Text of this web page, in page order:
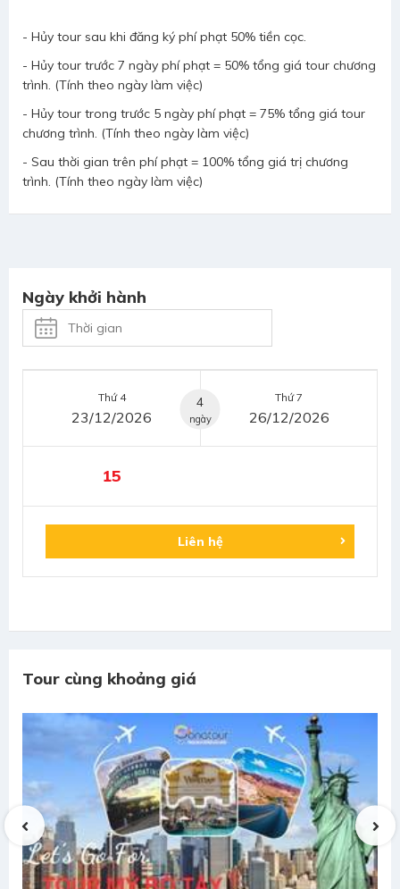
- Hủy tour sau khi đăng ký phí phạt 50% tiền cọc.
- Hủy tour trước 7 ngày phí phạt = 50% tổng giá tour chương
trình. (Tính theo ngày làm việc)
- Hủy tour trong trước 5 ngày phí phạt = 75% tổng giá tour
chương trình. (Tính theo ngày làm việc)
- Sau thời gian trên phí phạt = 100% tổng giá trị chương
trình. (Tính theo ngày làm việc)
Ngày khởi hành
4
ngày
Thứ 4
23/12/2026
Thứ 7
26/12/2026
15
Liên hệ
Tour cùng khoảng giá